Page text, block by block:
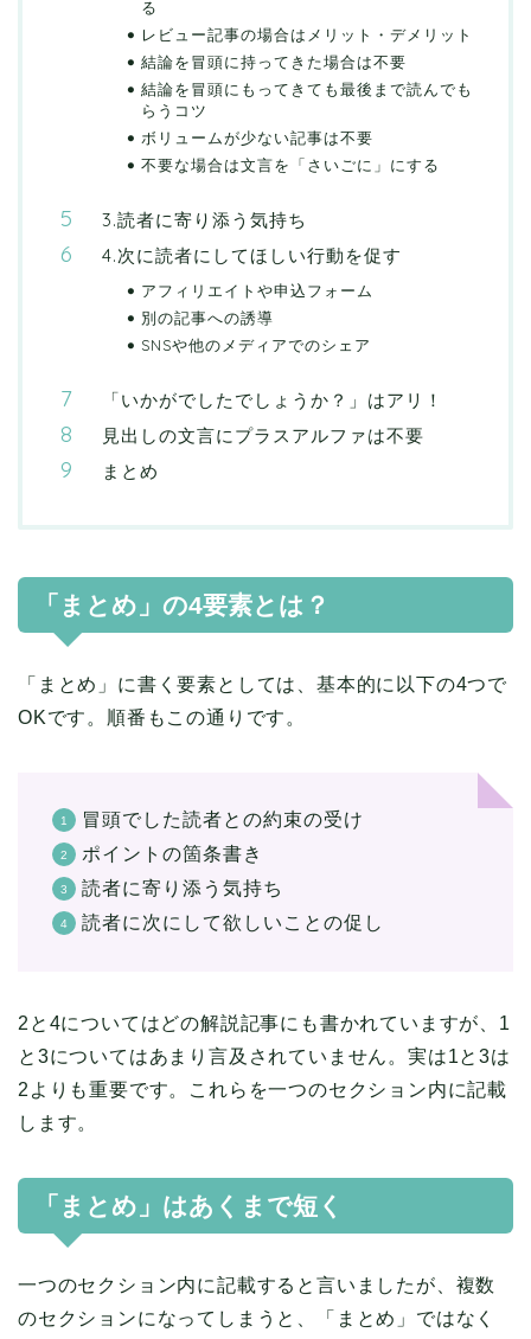
る
レビュー記事の場合はメリット・デメリット
結論を冒頭に持ってきた場合は不要
結論を冒頭にもってきても最後まで読んでも
らうコツ
ボリュームが少ない記事は不要
不要な場合は文言を「さいごに」にする
3.読者に寄り添う気持ち
4.次に読者にしてほしい行動を促す
アフィリエイトや申込フォーム
別の記事への誘導
SNSや他のメディアでのシェア
「いかがでしたでしょうか？」はアリ！
見出しの文言にプラスアルファは不要
まとめ
「まとめ」の4要素とは？
「まとめ」に書く要素としては、基本的に以下の4つで
OKです。順番もこの通りです。
冒頭でした読者との約束の受け
ポイントの箇条書き
読者に寄り添う気持ち
読者に次にして欲しいことの促し
2と4についてはどの解説記事にも書かれていますが、1
と3についてはあまり言及されていません。実は1と3は
2よりも重要です。これらを一つのセクション内に記載
します。
「まとめ」はあくまで短く
一つのセクション内に記載すると言いましたが、複数
のセクションになってしまうと、「まとめ」ではなく